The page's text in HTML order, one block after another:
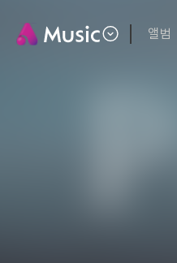
앨범